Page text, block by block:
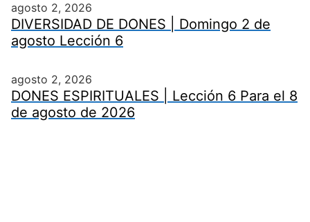
agosto 2, 2026
DIVERSIDAD DE DONES | Domingo 2 de
agosto Lección 6
agosto 2, 2026
DONES ESPIRITUALES | Lección 6 Para el 8
de agosto de 2026